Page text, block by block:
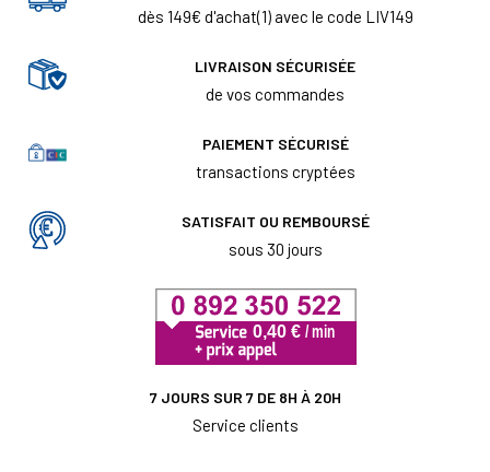
dès 149€ d'achat(1) avec le code LIV149
LIVRAISON SÉCURISÉE
de vos commandes
PAIEMENT SÉCURISÉ
transactions cryptées
SATISFAIT OU REMBOURSÉ
sous 30 jours
7 JOURS SUR 7 DE 8H À 20H
Service clients